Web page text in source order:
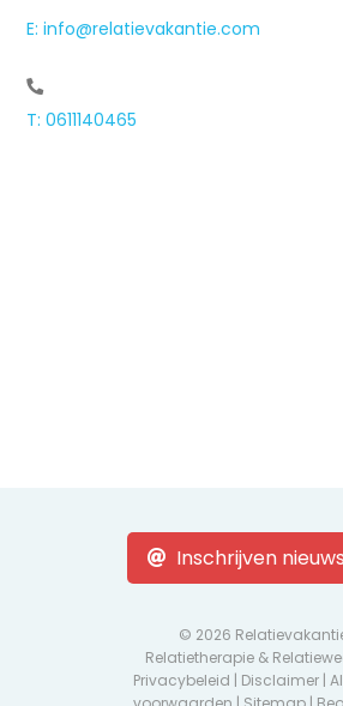
E: info@relatievakantie.com
T: 0611140465
Inschrijven
© 2026
Relatietherapie &
Privacybeleid | Disclaimer |